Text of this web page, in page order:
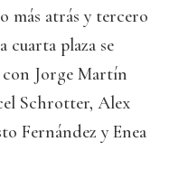
más atrás y tercero
plaza se
Jorge Martín
Schrotter, Alex
Fernández y Enea